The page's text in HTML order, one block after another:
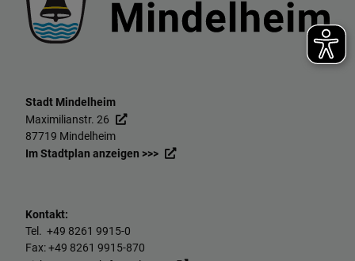
Stadt Mindelheim
Maximilianstr. 26
87719 Mindelheim
Im Stadtplan anzeigen >>>
Kontakt:
Tel. +49 8261 9915-0
Fax: +49 8261 9915-870